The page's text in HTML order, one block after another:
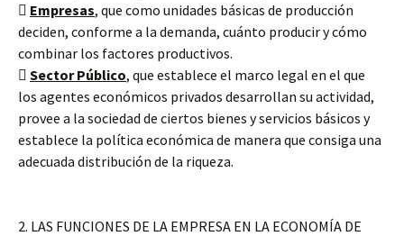
 Empresas, que como unidades básicas de producción
deciden, conforme a la demanda, cuánto producir y cómo
combinar los factores productivos.
 Sector Público, que establece el marco legal en el que
los agentes económicos privados desarrollan su actividad,
provee a la sociedad de ciertos bienes y servicios básicos y
establece la política económica de manera que consiga una
adecuada distribución de la riqueza.
2. LAS FUNCIONES DE LA EMPRESA EN LA ECONOMÍA DE